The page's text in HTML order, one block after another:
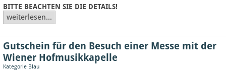
BITTE BEACHTEN SIE DIE DETAILS!
weiterlesen...
Gutschein für den Besuch einer Messe mit der
Wiener Hofmusikkapelle
Kategorie Blau